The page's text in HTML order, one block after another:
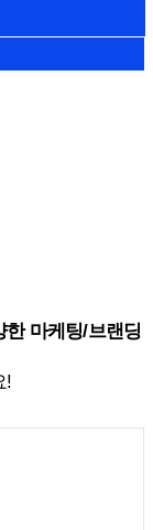
한 마케팅/브랜딩
!